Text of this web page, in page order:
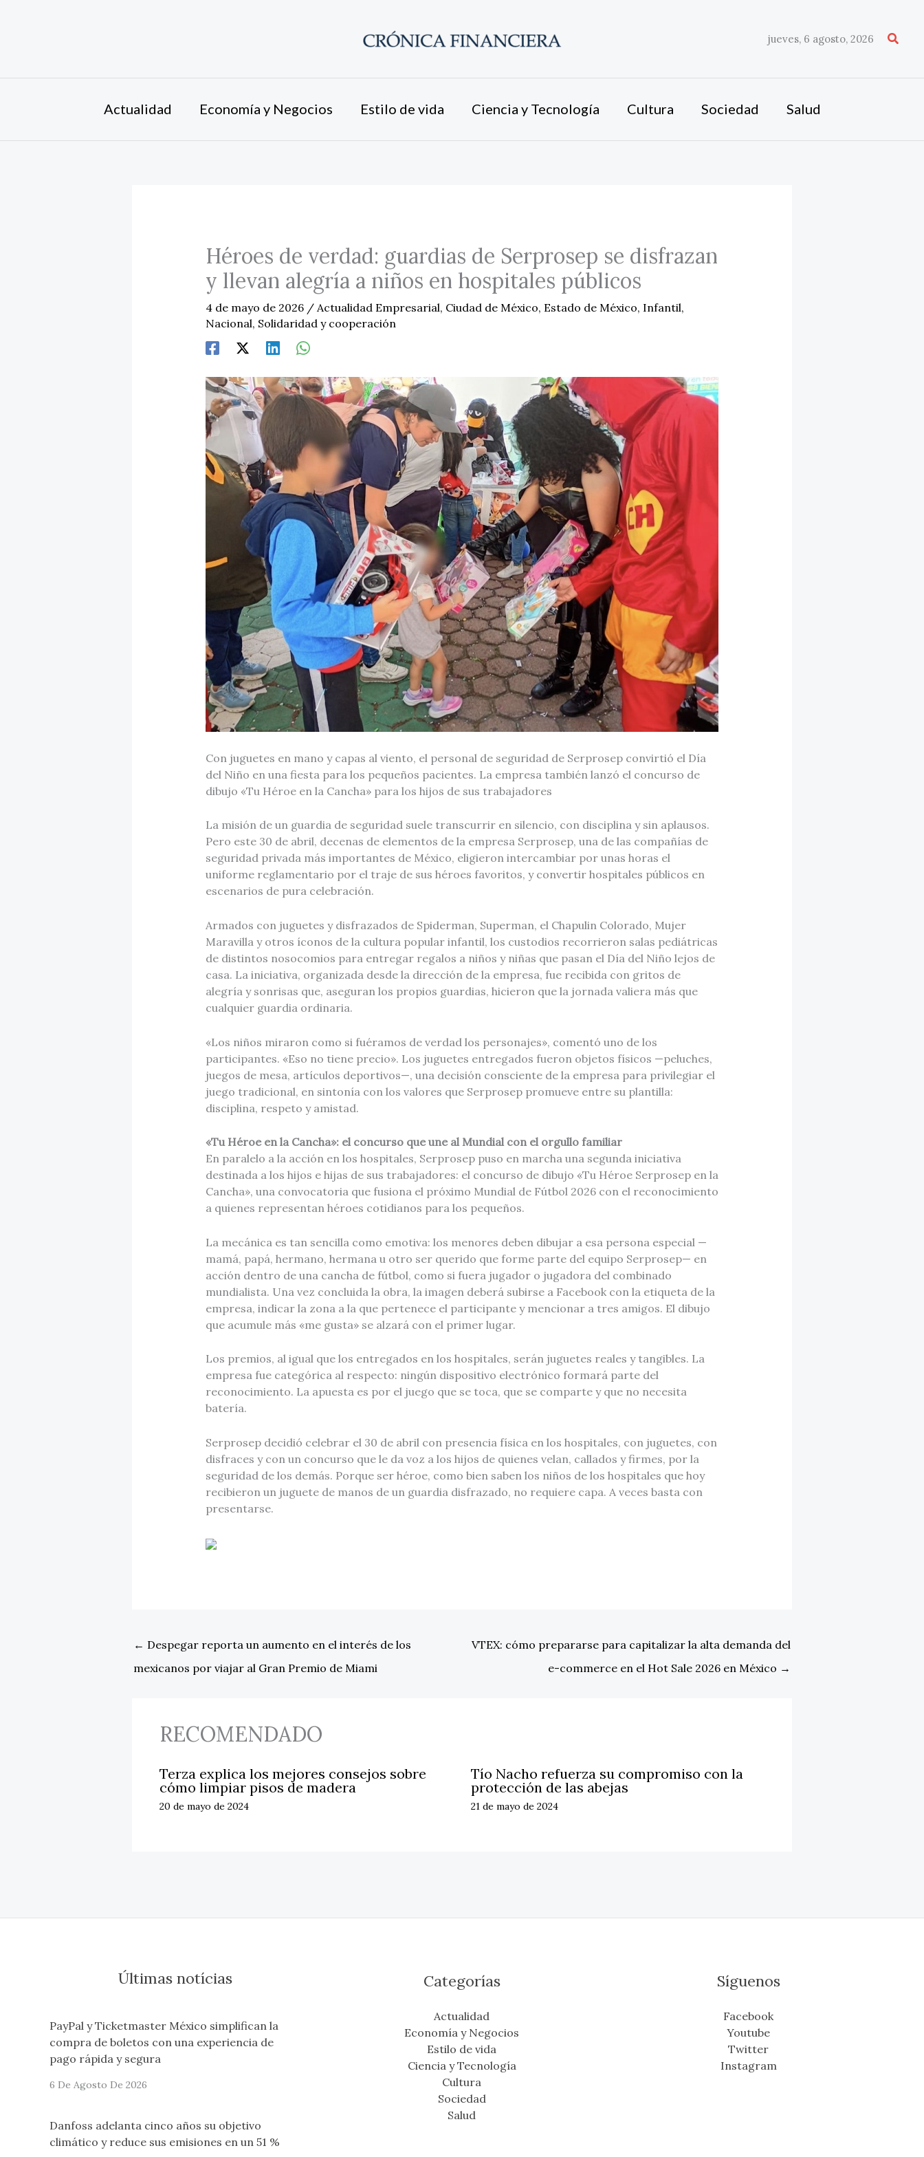
jueves, 6 agosto, 2026
Actualidad Economía y Negocios Estilo de vida Ciencia y Tecnología Cultura Sociedad Salud
Héroes de verdad: guardias de Serprosep se disfrazan
y llevan alegría a niños en hospitales públicos
4 de mayo de 2026 / Actualidad Empresarial, Ciudad de México, Estado de México, Infantil,
Nacional, Solidaridad y cooperación
Con juguetes en mano y capas al viento, el personal de seguridad de Serprosep convirtió el Día
del Niño en una fiesta para los pequeños pacientes. La empresa también lanzó el concurso de
dibujo «Tu Héroe en la Cancha» para los hijos de sus trabajadores
La misión de un guardia de seguridad suele transcurrir en silencio, con disciplina y sin aplausos.
Pero este 30 de abril, decenas de elementos de la empresa Serprosep, una de las compañías de
seguridad privada más importantes de México, eligieron intercambiar por unas horas el
uniforme reglamentario por el traje de sus héroes favoritos, y convertir hospitales públicos en
escenarios de pura celebración.
Armados con juguetes y disfrazados de Spiderman, Superman, el Chapulin Colorado, Mujer
Maravilla y otros íconos de la cultura popular infantil, los custodios recorrieron salas pediátricas
de distintos nosocomios para entregar regalos a niños y niñas que pasan el Día del Niño lejos de
casa. La iniciativa, organizada desde la dirección de la empresa, fue recibida con gritos de
alegría y sonrisas que, aseguran los propios guardias, hicieron que la jornada valiera más que
cualquier guardia ordinaria.
«Los niños miraron como si fuéramos de verdad los personajes», comentó uno de los
participantes. «Eso no tiene precio». Los juguetes entregados fueron objetos físicos —peluches,
juegos de mesa, artículos deportivos—, una decisión consciente de la empresa para privilegiar el
juego tradicional, en sintonía con los valores que Serprosep promueve entre su plantilla:
disciplina, respeto y amistad.
«Tu Héroe en la Cancha»: el concurso que une al Mundial con el orgullo familiar
En paralelo a la acción en los hospitales, Serprosep puso en marcha una segunda iniciativa
destinada a los hijos e hijas de sus trabajadores: el concurso de dibujo «Tu Héroe Serprosep en la
Cancha», una convocatoria que fusiona el próximo Mundial de Fútbol 2026 con el reconocimiento
a quienes representan héroes cotidianos para los pequeños.
La mecánica es tan sencilla como emotiva: los menores deben dibujar a esa persona especial —
mamá, papá, hermano, hermana u otro ser querido que forme parte del equipo Serprosep— en
acción dentro de una cancha de fútbol, como si fuera jugador o jugadora del combinado
mundialista. Una vez concluida la obra, la imagen deberá subirse a Facebook con la etiqueta de la
empresa, indicar la zona a la que pertenece el participante y mencionar a tres amigos. El dibujo
que acumule más «me gusta» se alzará con el primer lugar.
Los premios, al igual que los entregados en los hospitales, serán juguetes reales y tangibles. La
empresa fue categórica al respecto: ningún dispositivo electrónico formará parte del
reconocimiento. La apuesta es por el juego que se toca, que se comparte y que no necesita
batería.
Serprosep decidió celebrar el 30 de abril con presencia física en los hospitales, con juguetes, con
disfraces y con un concurso que le da voz a los hijos de quienes velan, callados y firmes, por la
seguridad de los demás. Porque ser héroe, como bien saben los niños de los hospitales que hoy
recibieron un juguete de manos de un guardia disfrazado, no requiere capa. A veces basta con
presentarse.
← Despegar reporta un aumento en el interés de los
mexicanos por viajar al Gran Premio de Miami
VTEX: cómo prepararse para capitalizar la alta demanda del
e-commerce en el Hot Sale 2026 en México →
RECOMENDADO
Terza explica los mejores consejos sobre
cómo limpiar pisos de madera
20 de mayo de 2024
Tío Nacho refuerza su compromiso con la
protección de las abejas
21 de mayo de 2024
Últimas notícias
PayPal y Ticketmaster México simplifican la
compra de boletos con una experiencia de
pago rápida y segura
6 De Agosto De 2026
Danfoss adelanta cinco años su objetivo
climático y reduce sus emisiones en un 51 %
Categorías
Actualidad
Economía y Negocios
Estilo de vida
Ciencia y Tecnología
Cultura
Sociedad
Salud
Síguenos
Facebook
Youtube
Twitter
Instagram